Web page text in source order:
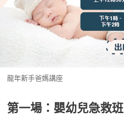
龍年新手爸媽講座
第一場：嬰幼兒急救班